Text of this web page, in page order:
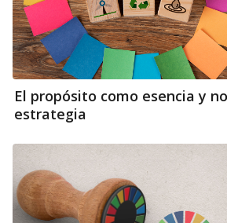
El propósito como esencia y
estrategia